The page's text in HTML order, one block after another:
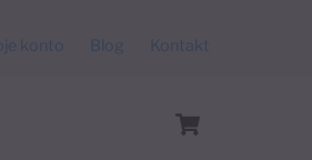
konto Blog Kontakt